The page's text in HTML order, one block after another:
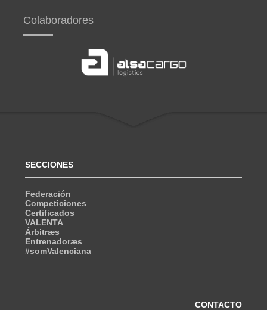
Colaboradores
SECCIONES
Federación
Competiciones
Certificados
VALENTA
Árbitræs
Entrenadoræs
#somValenciana
CONTACTO